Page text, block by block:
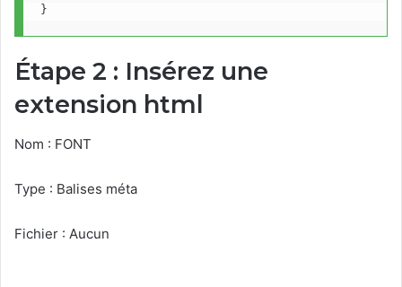
}
Étape 2 : Insérez une
extension html
Nom : FONT
Type : Balises méta
Fichier : Aucun